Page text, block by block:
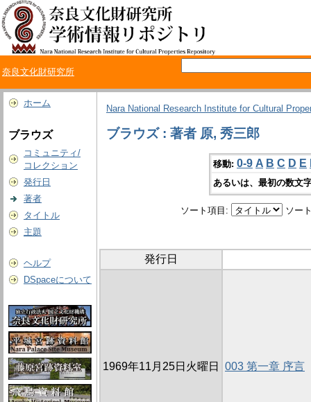
奈良文化財研究所
ホーム
ブラウズ
コミュニティ/
コレクション
発行日
著者
タイトル
主題
ヘルプ
DSpaceについて
Nara National Research Institute for Cultural
ブラウズ : 著者 原, 秀三郎
移動: 0-9 A B C D E
あるいは、最初の数文
ソート項目: ソー
発行日
1969年11月25日火曜日 003 第一章 序言